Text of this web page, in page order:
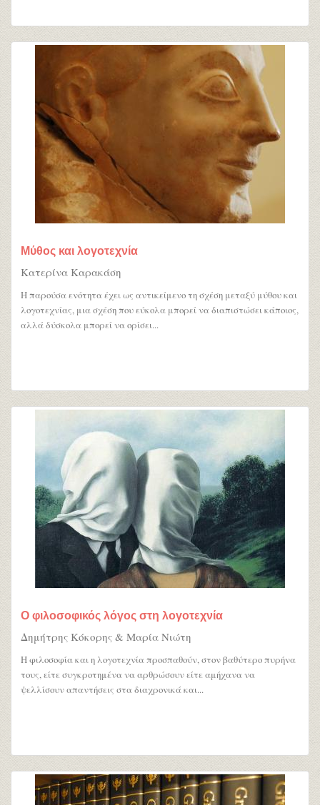
Μύθος και λογοτεχνία
Κατερίνα Καρακάση
Η παρούσα ενότητα έχει ως αντικείμενο τη σχέση μεταξύ μύθου και
λογοτεχνίας, μια σχέση που εύκολα μπορεί να διαπιστώσει κάποιος,
αλλά δύσκολα μπορεί να ορίσει...
Ο φιλοσοφικός λόγος στη λογοτεχνία
Δημήτρης Κόκορης & Μαρία Νιώτη
Η φιλοσοφία και η λογοτεχνία προσπαθούν, στον βαθύτερο πυρήνα
τους, είτε συγκροτημένα να αρθρώσουν είτε αμήχανα να
ψελλίσουν απαντήσεις στα διαχρονικά και...